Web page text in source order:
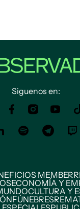
Siguenos en:
MEMBER
ECONOMÍA Y
CULTURA Y
FÚNEBRES